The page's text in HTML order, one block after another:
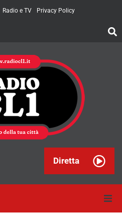
Radio e TV Privacy Policy
Diretta